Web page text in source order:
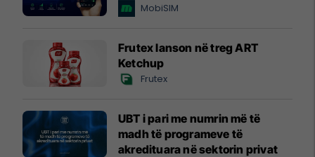
MobiSIM
Frutex lanson në treg ART
Ketchup
Frutex
UBT i pari me numrin më të
madh të programeve të
akredituara në sektorin privat